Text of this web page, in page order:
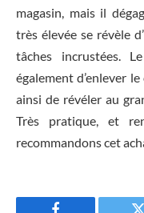
magasin, mais il
très élevée se révèle
tâches incrustées. Le
également d’enlever
ainsi de révéler au
Très pratique, et
recommandons cet